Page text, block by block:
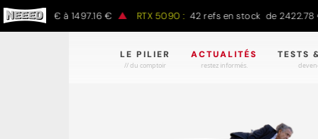
797.00 € à 1497.16 € RTX 5090 : 42 refs en stock de 2422.78 €
LE PILIER
// du comptoir
ACTUALITÉS
restez informés.
TESTS